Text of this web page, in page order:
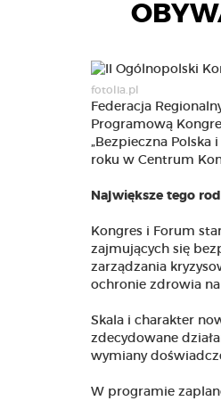
fotolia.pl
Federacja
Programową
„Bezpieczna Polska
roku w Centrum
Największe tego
Kongres i Forum
zajmujących się
zarządzania
ochronie zdrowia
Skala i charakter
zdecydowane
wymiany
W programie